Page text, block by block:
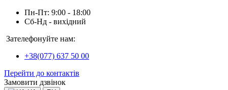
Пн-Пт: 9:00 - 18:00
Сб-Нд - вихідний
Зателефонуйте нам:
+38(077) 637 50 00
Перейти до контактів
Замовити дзвінок